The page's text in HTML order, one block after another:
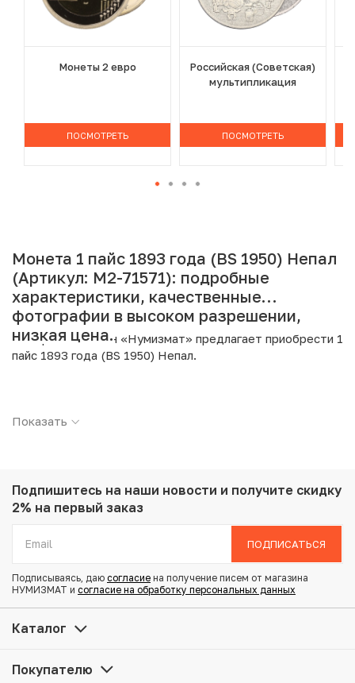
Монеты 2 евро
ПОСМОТРЕТЬ
Российская (Советская)
мультипликация
ПОСМОТРЕТЬ
Монета 1 пайс 1893 года (BS 1950) Непал
(Артикул: M2-71571): подробные
характеристики, качественные
фотографии в высоком разрешении,
низкая цена.
Интернет магазин «Нумизмат» предлагает приобрести 1
пайс 1893 года (BS 1950) Непал.
Страна: Непал
Вес: 5.16 г
Диаметр: 23 мм
Купить 1 пайс 1893 года (BS 1950) Непал по
привлекательной цене можно в нашем интернет-
магазине — Вам достаточно оформить заказ на сайте.
Все монеты, представленные в каталоге, находятся в
Мы доставим Ваш заказ в любой регион России, кроме
Показать
Подпишитесь на наши новости и получите скидку
2% на первый заказ
ПОДПИСАТЬСЯ
Подписываясь, даю согласие на получение писем от магазина
НУМИЗМАТ и согласие на обработку персональных данных
Каталог
Покупателю